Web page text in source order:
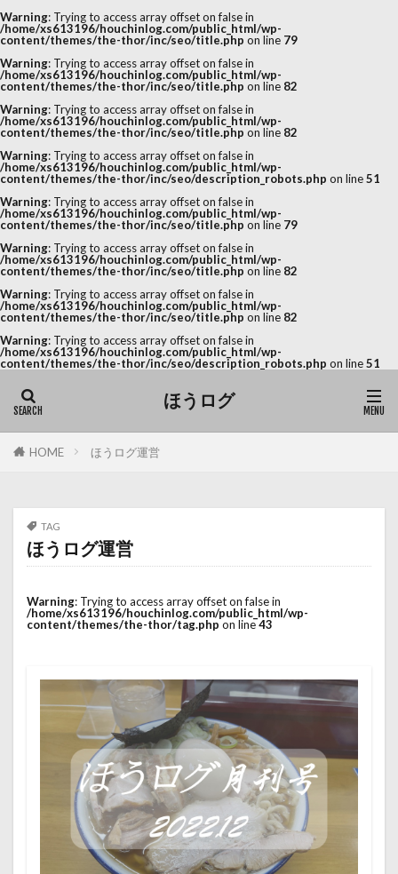
Warning: Trying to access array offset on false in
/home/xs613196/houchinlog.com/public_html/wp-
content/themes/the-thor/inc/seo/title.php on line 79
Warning: Trying to access array offset on false in
/home/xs613196/houchinlog.com/public_html/wp-
content/themes/the-thor/inc/seo/title.php on line 82
Warning: Trying to access array offset on false in
/home/xs613196/houchinlog.com/public_html/wp-
content/themes/the-thor/inc/seo/title.php on line 82
Warning: Trying to access array offset on false in
/home/xs613196/houchinlog.com/public_html/wp-
content/themes/the-thor/inc/seo/description_robots.php on line51
Warning: Trying to access array offset on false in
/home/xs613196/houchinlog.com/public_html/wp-
content/themes/the-thor/inc/seo/title.php on line 79
Warning: Trying to access array offset on false in
/home/xs613196/houchinlog.com/public_html/wp-
content/themes/the-thor/inc/seo/title.php on line 82
Warning: Trying to access array offset on false in
/home/xs613196/houchinlog.com/public_html/wp-
content/themes/the-thor/inc/seo/title.php on line 82
Warning: Trying to access array offset on false in
/home/xs613196/houchinlog.com/public_html/wp-
content/themes/the-thor/inc/seo/description_robots.php on line51
ほうログ
HOME ほうログ運営
TAG
ほうログ運営
Warning: Trying to access array offset on false in
/home/xs613196/houchinlog.com/public_html/wp-
content/themes/the-thor/tag.php on line43